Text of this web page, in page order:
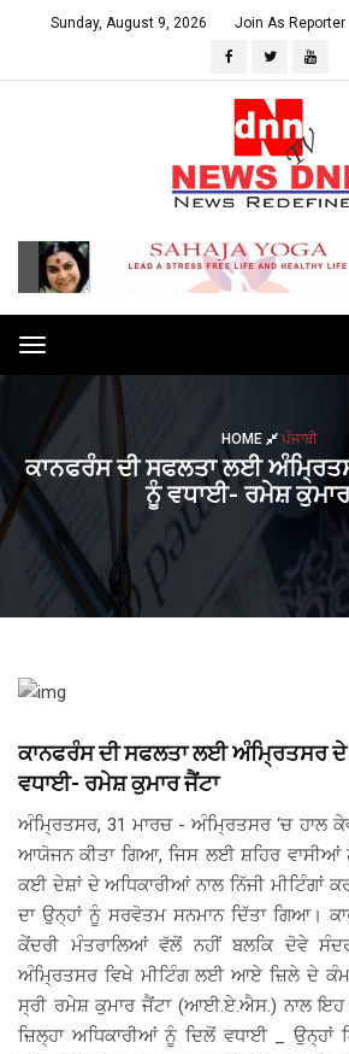
Sunday, August 9, 2026 Join As Reporter
Toggle
navigation
HOME ਪੰਜਾਬੀ
ਕਾਨਫਰੰਸ ਦੀ ਸਫਲਤਾ ਲਈ
ਨੂੰ ਵਧਾਈ- ਰਮੇਸ਼
ਕਾਨਫਰੰਸ ਦੀ ਸਫਲਤਾ ਲਈ ਅੰਮ੍ਰਿਤਸਰ
ਵਧਾਈ- ਰਮੇਸ਼ ਕੁਮਾਰ ਜੈਂਟਾ
ਅੰਮ੍ਰਿਤਸਰ, 31 ਮਾਰਚ - ਅੰਮ੍ਰਿਤਸਰ ‘ਚ ਹਾਲ
ਆਯੋਜਨ ਕੀਤਾ ਗਿਆ, ਜਿਸ ਲਈ ਸ਼ਹਿਰ ਵਾਸੀਆਂ
ਕਈ ਦੇਸ਼ਾਂ ਦੇ ਅਧਿਕਾਰੀਆਂ ਨਾਲ ਨਿੱਜੀ ਮੀਟਿੰਗਾਂ
ਦਾ ਉਨ੍ਹਾਂ ਨੂੰ ਸਰਵੋਤਮ ਸਨਮਾਨ ਦਿੱਤਾ ਗਿਆ।
ਕੇਂਦਰੀ ਮੰਤਰਾਲਿਆਂ ਵੱਲੋਂ ਨਹੀਂ ਬਲਕਿ ਦੋਵੇ
ਅੰਮ੍ਰਿਤਸਰ ਵਿਖੇ ਮੀਟਿੰਗ ਲਈ ਆਏ ਜ਼ਿਲੇ ਦੇ
ਸ੍ਰੀ ਰਮੇਸ਼ ਕੁਮਾਰ ਜੈਂਟਾ (ਆਈ.ਏ.ਐਸ.) ਨਾਲ ਇਹ
ਜ਼ਿਲ੍ਹਾ ਅਧਿਕਾਰੀਆਂ ਨੂੰ ਦਿਲੋਂ ਵਧਾਈ _ ਉਨ੍ਹਾਂ